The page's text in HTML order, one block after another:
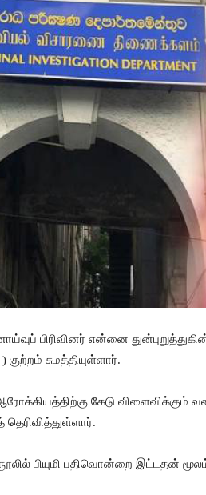
பிரிவினர் என்னை
குற்றம் சுமத்தியுள்ளார்.
கேடு விளைவிக்கும்
தெரிவித்துள்ளார்.
பியுமி பதிவொன்றை இட்டதன்